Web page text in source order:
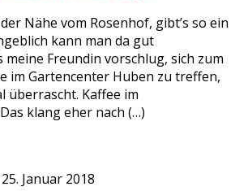
Nähe vom Rosenhof, gibt’s so ein
kann man da gut
meine Freundin vorschlug, sich zum
im Gartencenter Huben zu treffen,
überrascht. Kaffee im
klang eher nach (…)
25. Januar 2018